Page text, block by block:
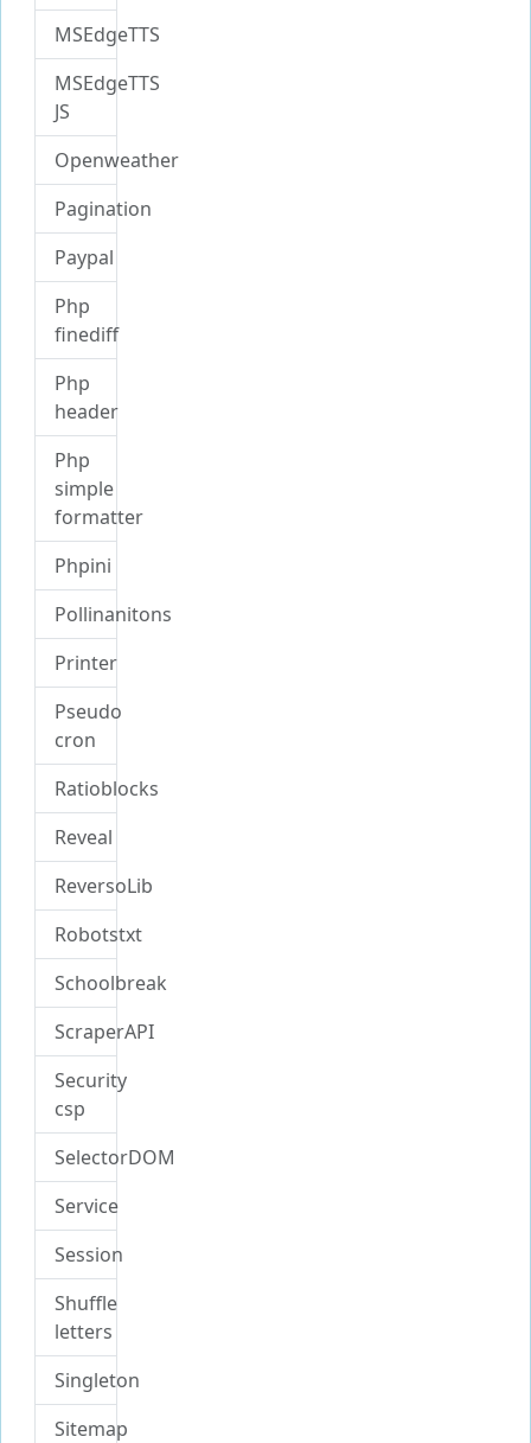
MSEdgeTTS
MSEdgeTTS
JS
Openweather
Pagination
Paypal
Php
finediff
Php
header
Php
simple
formatter
Phpini
Pollinanitons
Printer
Pseudo
cron
Ratioblocks
Reveal
ReversoLib
Robotstxt
Schoolbreak
ScraperAPI
Security
csp
SelectorDOM
Service
Session
Shuffle
letters
Singleton
Sitemap